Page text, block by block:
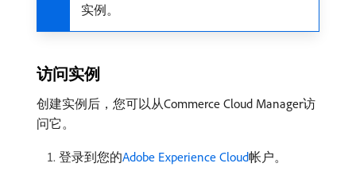
实例。
访问实例
创建实例后，您可以从Commerce Cloud Manager访
问它。
登录到您的Adobe Experience Cloud帐户。